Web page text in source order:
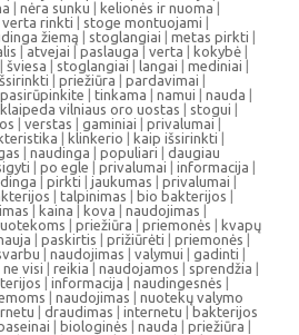
| nėra sunku | kelionės ir nuoma |
verta rinkti | stoge montuojami |
žiemą | stoglangiai | metas pirkti |
| atvejai |paslauga | verta | kokybė |
| šviesa | stoglangiai | langai | mediniai |
| priežiūra | pardavimai |
pasirūpinkite | tinkama | namui | nauda |
klaipeda vilniaus oro uostas | stogui |
| verstas | gaminiai | privalumai |
| klinkerio | kaip išsirinkti |
| naudinga | populiari | daugiau
| po egle | privalumai | informacija |
| pirkti | jaukumas | privalumai |
| talpinimas | bio bakterijos |
| kaina | kova | naudojimas |
| priežiūra | priemonės | kvapų
| paskirtis | prižiūrėti | priemonės |
| naudojimas | valymui | gadinti |
ne visi | reikia | naudojamos | sprendžia |
| informacija | naudingesnės |
| naudojimas | nuotekų valymo
| draudimas | internetu |bakterijos
| biologinės | nauda | priežiūra |